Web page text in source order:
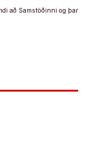
að Samstöðinni og þar